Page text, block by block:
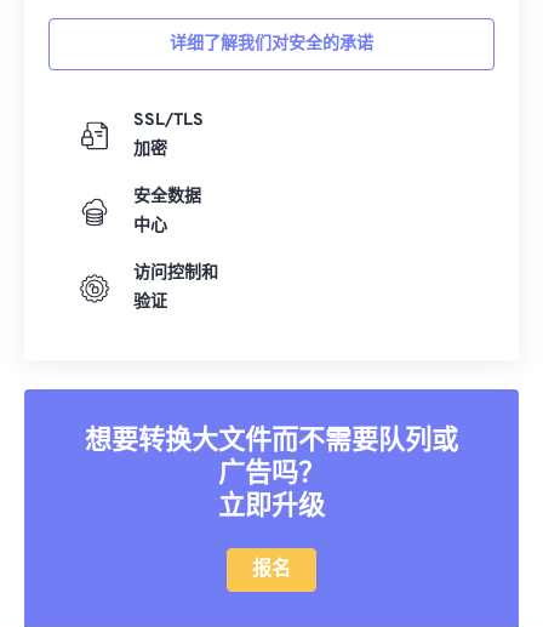
详细了解我们对安全的承诺
SSL/TLS
加密
安全数据
中心
访问控制和
验证
想要转换大文件而不需要队列或
广告吗？
立即升级
报名